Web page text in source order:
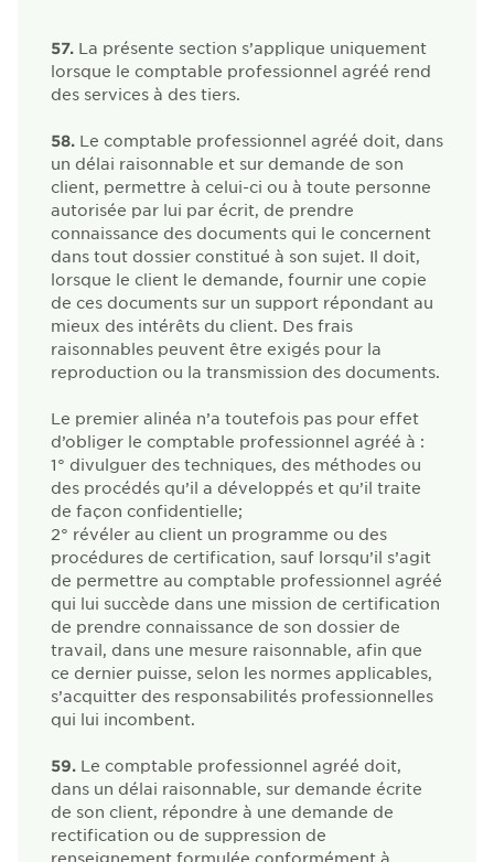
57. La présente section s’applique uniquement
lorsque le comptable professionnel agréé rend
des services à des tiers.
58. Le comptable professionnel agréé doit, dans
un délai raisonnable et sur demande de son
client, permettre à celui-ci ou à toute personne
autorisée par lui par écrit, de prendre
connaissance des documents qui le concernent
dans tout dossier constitué à son sujet. Il doit,
lorsque le client le demande, fournir une copie
de ces documents sur un support répondant au
mieux des intérêts du client. Des frais
raisonnables peuvent être exigés pour la
reproduction ou la transmission des documents.
Le premier alinéa n’a toutefois pas pour effet
d’obliger le comptable professionnel agréé à :
1° divulguer des techniques, des méthodes ou
des procédés qu’il a développés et qu’il traite
de façon confidentielle;
2° révéler au client un programme ou des
procédures de certification, sauf lorsqu’il s’agit
de permettre au comptable professionnel agréé
qui lui succède dans une mission de certification
de prendre connaissance de son dossier de
travail, dans une mesure raisonnable, afin que
ce dernier puisse, selon les normes applicables,
s’acquitter des responsabilités professionnelles
qui lui incombent.
59. Le comptable professionnel agréé doit,
dans un délai raisonnable, sur demande écrite
de son client, répondre à une demande de
rectification ou de suppression de